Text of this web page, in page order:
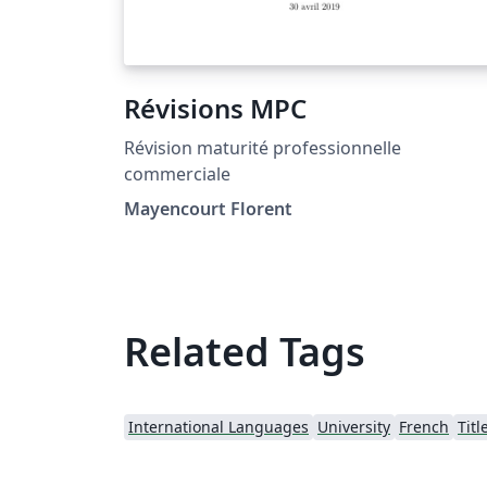
Révisions MPC
Révision maturité professionnelle
commerciale
Mayencourt Florent
Related Tags
International Languages University French